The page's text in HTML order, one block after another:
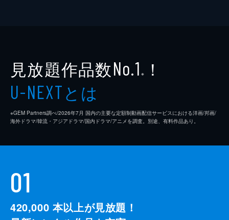
見放題作品数No.1 ※ ！
U-NEXTとは
※GEM Partners調べ/2026年7⽉ 国内の主要な定額制動画配信サービスにおける洋画/邦画/
海外ドラマ/韓流・アジアドラマ/国内ドラマ/アニメを調査。別途、有料作品あり。
01
420,000 本以上が見放題！